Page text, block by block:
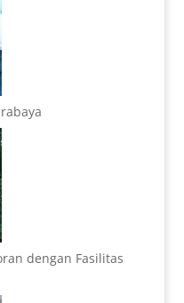
dengan Fasilitas